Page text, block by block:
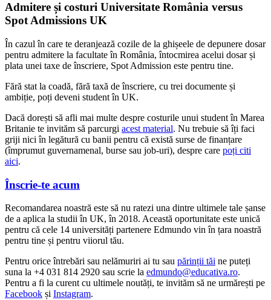
Admitere și costuri Universitate România versus
Spot Admissions UK
În cazul în care te deranjează cozile de la ghișeele de depunere dosar
pentru admitere la facultate în România, întocmirea acelui dosar și
plata unei taxe de înscriere, Spot Admission este pentru tine.
Fără stat la coadă, fără taxă de înscriere, cu trei documente și
ambiție, poți deveni student în UK.
Dacă dorești să afli mai multe despre costurile unui student în Marea
Britanie te invităm să parcurgi acest material. Nu trebuie să îți faci
griji nici în legătură cu banii pentru că există surse de finanțare
(împrumut guvernamenal, burse sau job-uri), despre care poți citi
aici.
Înscrie-te acum
Recomandarea noastră este să nu ratezi una dintre ultimele tale șanse
de a aplica la studii în UK, în 2018. Această oportunitate este unică
pentru că cele 14 universități partenere Edmundo vin în țara noastră
pentru tine și pentru viiorul tău.
Pentru orice întrebări sau nelămuriri ai tu sau părinții tăi ne puteți
suna la +4 031 814 2920 sau scrie la edmundo@educativa.ro.
Pentru a fi la curent cu ultimele noutăți, te invităm să ne urmărești pe
Facebook și Instagram.